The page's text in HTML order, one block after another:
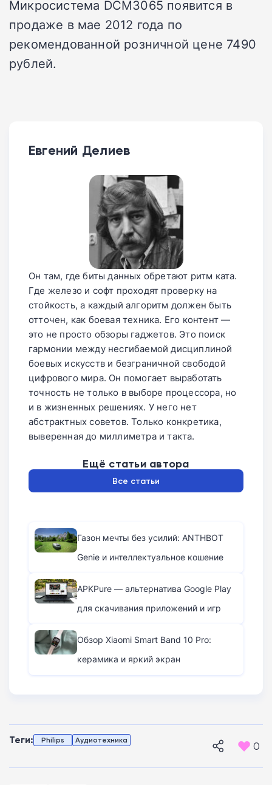
Микросистема DCM3065 появится в
продаже в мае 2012 года по
рекомендованной розничной цене 7490
рублей.
Евгений Делиев
Он там, где биты данных обретают ритм ката.
Где железо и софт проходят проверку на
стойкость, а каждый алгоритм должен быть
отточен, как боевая техника. Его контент —
это не просто обзоры гаджетов. Это поиск
гармонии между несгибаемой дисциплиной
боевых искусств и безграничной свободой
цифрового мира. Он помогает выработать
точность не только в выборе процессора, но
и в жизненных решениях. У него нет
абстрактных советов. Только конкретика,
выверенная до миллиметра и такта.
Ещё статьи автора
Все статьи
Газон мечты без усилий: ANTHBOT
Genie и интеллектуальное кошение
APKPure — альтернатива Google Play
для скачивания приложений и игр
Обзор Xiaomi Smart Band 10 Pro:
керамика и яркий экран
Теги: Philips Аудиотехника 0